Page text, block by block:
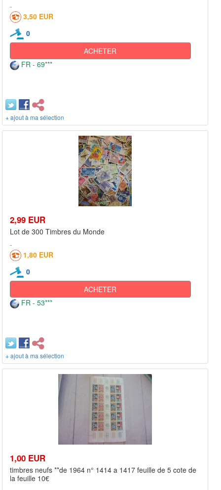
3,50 EUR
0
ACHETER
FR - 69***
+ ajout à ma sélection
2,99 EUR
Lot de 300 Timbres du Monde
1,80 EUR
0
ACHETER
FR - 53***
+ ajout à ma sélection
1,00 EUR
timbres neufs **de 1964 n° 1414 a 1417 feuille de 5 cote de
la feuille 10€